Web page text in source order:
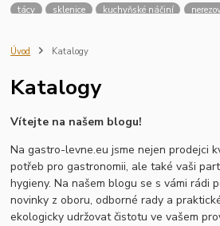
tácy
sklenice kuchyňské náčiní
školní jídelna
pracovní kosmetika
mraznička
vitrína Hrnce a pánve
Krájecí nástroje
Mixéry a sekáčky Úložné
Utěrky a hadry
Dezinfekce a hygienické
zásobník na hygienické vložky
zásobník na
Úvod Katalogy
Katalogy
Vítejte na našem blogu!
Na gastro-levne.eu jsme nejen prodejci
potřeb pro gastronomii, ale také vaši
hygieny. Na našem blogu se s vámi rádi
novinky z oboru, odborné rady a
ekologicky udržovat čistotu ve vašem